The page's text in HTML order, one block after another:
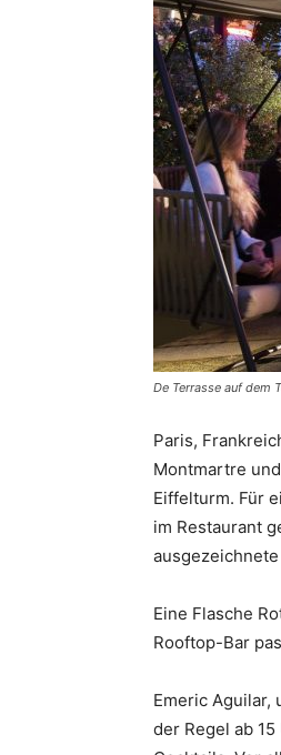
De Terrasse auf dem
Paris,
Montmartre
Eiffelturm. Für
im Restaurant
Eine Flasche
Rooftop-Bar
Emeric Aguilar,
der Regel ab